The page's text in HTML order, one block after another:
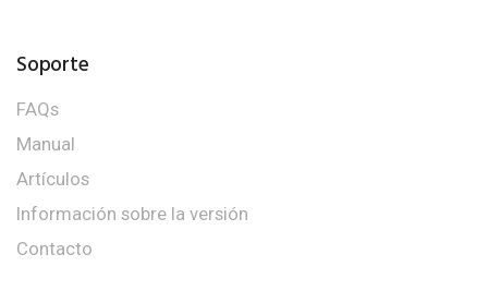
Soporte
FAQs
Manual
Artículos
Información sobre la versión
Contacto